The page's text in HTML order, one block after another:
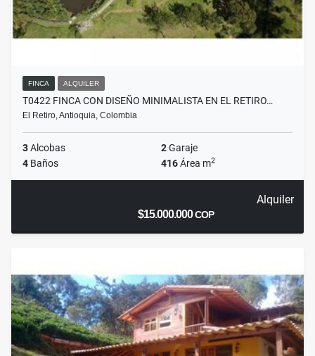
FINCA ALQUILER
T0422 FINCA CON DISEÑO MINIMALISTA EN EL RETIRO…
El Retiro, Antioquia, Colombia
3Alcobas 2Garaje
4 Baños 416Área m2
Alquiler
$15.000.000COP